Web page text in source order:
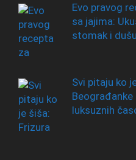
Evo pravog
sa jajima:
stomak i dušu
Svi pitaju ko
luksuznih